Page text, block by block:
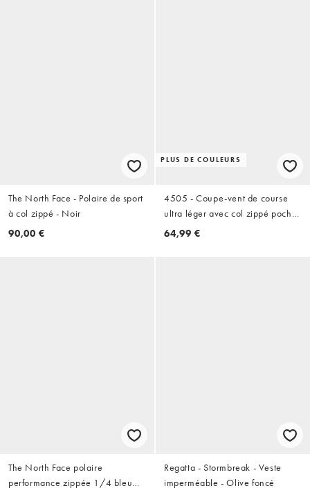
The North Face - Polaire de sport
à col zippé - Noir
90,00 €
PLUS DE COULEURS
4505 - Coupe-vent de course
ultra léger avec col zippé poche
sur le devant - Noir
64,99 €
The North Face polaire
performance zippée 1/4 bleu
Regatta - Stormbreak - Veste
imperméable - Olive foncé